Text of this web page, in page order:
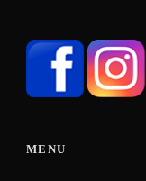
MENU